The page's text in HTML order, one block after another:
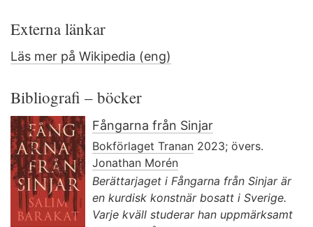
Externa länkar
Läs mer på Wikipedia (eng)
Bibliografi – böcker
Fångarna från Sinjar
Bokförlaget Tranan 2023; övers.
Jonathan Morén
Berättarjaget i Fångarna från Sinjar är
en kurdisk konstnär bosatt i Sverige.
Varje kväll studerar han uppmärksamt